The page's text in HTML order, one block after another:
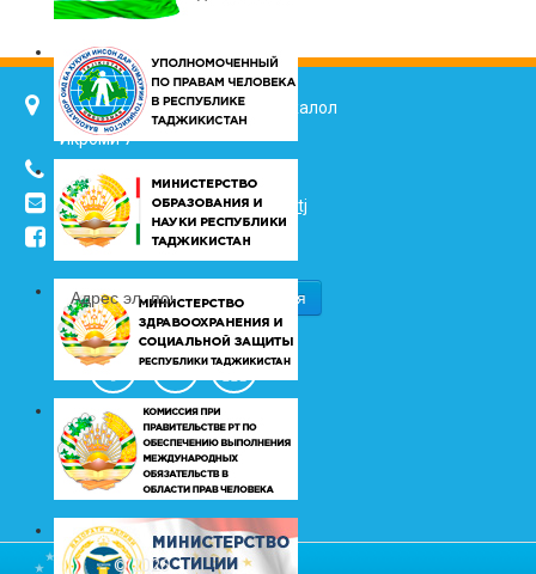
734025, г. Душанбе, улица Джалол
Икроми 7
(+992 37) 2217352
info@vhk.tj
info@ombudsman.tj
/kudakon
© 2026